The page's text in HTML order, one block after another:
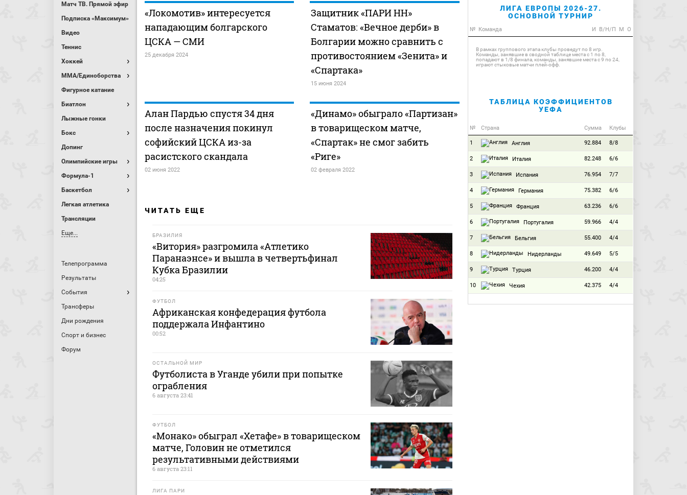
Матч ТВ. Прямой эфир
Подписка «Максимум»
Видео
Теннис
Хоккей
MMA/Единоборства
Фигурное катание
Биатлон
Лыжные гонки
Бокс
Допинг
Олимпийские игры
Формула-1
Баскетбол
Легкая атлетика
Трансляции
Еще...
Телепрограмма
Результаты
События
Трансферы
Дни рождения
Спорт и бизнес
Форум
«Локомотив» интересуется
нападающим болгарского
ЦСКА — СМИ
25 декабря 2024
Защитник «ПАРИ НН»
Стаматов: «Вечное дерби» в
Болгарии можно сравнить с
противостоянием «Зенита» и
«Спартака»
15 июня 2024
Алан Пардью спустя 34 дня
после назначения покинул
софийский ЦСКА из-за
расистского скандала
02 июня 2022
«Динамо» обыграло «Партизан»
в товарищеском матче,
«Спартак» не смог забить
«Риге»
02 февраля 2022
ЧИТАТЬ ЕЩЕ
БРАЗИЛИЯ
«Витория» разгромила «Атлетико
Паранаэнсе» и вышла в четвертьфинал
Кубка Бразилии
04:25
ФУТБОЛ
Африканская конфедерация футбола
поддержала Инфантино
00:52
ОСТАЛЬНОЙ МИР
Футболиста в Уганде убили при попытке
ограбления
6 августа 23:41
ФУТБОЛ
«Монако» обыграл «Хетафе» в товарищеском
матче, Головин не отметился
результативными действиями
6 августа 23:11
ЛИГА ПАРИ
ЛИГА ЕВРОПЫ 2026-27.
ОСНОВНОЙ ТУРНИР
№ Команда И В/Н/П М О
В рамках группового этапа клубы проведут по 8 игр.
Команды, занявшие в сводной таблице места с 1 по 8,
попадают в 1/8 финала, команды, занявшие места с 9 по 24,
играют стыковые матчи плей-офф.
ТАБЛИЦА КОЭФФИЦИЕНТОВ
УЕФА
№ Страна Сумма Клубы
1 Англия 92.884 8/8
2 Италия 82.248 6/6
3 Испания 76.954 7/7
4 Германия 75.382 6/6
5 Франция 63.236 6/6
6 Португалия 59.966 4/4
7 Бельгия 55.400 4/4
8 Нидерланды 49.649 5/5
9 Турция 46.200 4/4
10 Чехия 42.375 4/4